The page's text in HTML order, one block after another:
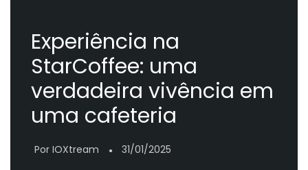
Experiência na
StarCoffee: uma
verdadeira vivência em
uma cafeteria
Por IOXtream ● 31/01/2025